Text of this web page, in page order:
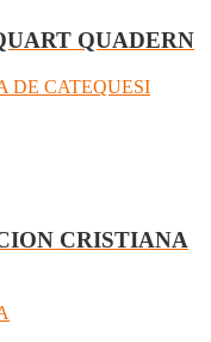
QUADERN
DE CATEQUESI
CRISTIANA